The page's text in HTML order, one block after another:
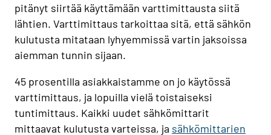
pitänyt siirtää käyttämään varttimittausta siitä
lähtien. Varttimittaus tarkoittaa sitä, että sähkön
kulutusta mitataan lyhyemmissä vartin jaksoissa
aiemman tunnin sijaan.
45 prosentilla asiakkaistamme on jo käytössä
varttimittaus, ja lopuilla vielä toistaiseksi
tuntimittaus. Kaikki uudet sähkömittarit
mittaavat kulutusta varteissa, ja sähkömittarien